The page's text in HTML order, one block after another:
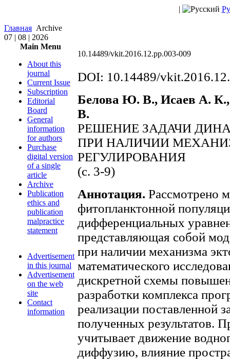
|
Главная Archive
07 | 08 | 2026
Main Menu
About this
journal
Current Issue
Subscription
Editorial
Board
General
information
for authors
Purchase
digital version
of a single
article
Archive
Publication
ethics and
publication
malpractice
statement
Advertisement
in this journal
Advertisement
on the web
site
Contact
information
10.14489/vkit.2016.12.pp.003-009
DOI: 10.14489/
Белова Ю. В., Исаев А.
В.
РЕШЕНИЕ ЗАДАЧИ
ПРИ НАЛИЧИИ
РЕГУЛИРОВАНИЯ
(c. 3-9)
Аннотация. Рассмотрено
фитопланктонной
дифференциальных
представляющая собой
при наличии механизма
математического
дискретной схемы
разработки комплекса
реализации поставленной
полученных результатов.
учитывает движение
диффузию, влияние